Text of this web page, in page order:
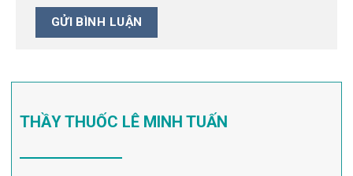
THẦY THUỐC LÊ MINH TUẤN